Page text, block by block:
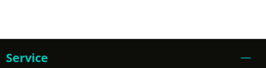
Service